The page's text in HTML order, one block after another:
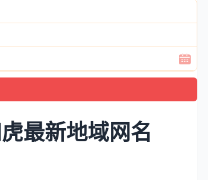
最新地域网名